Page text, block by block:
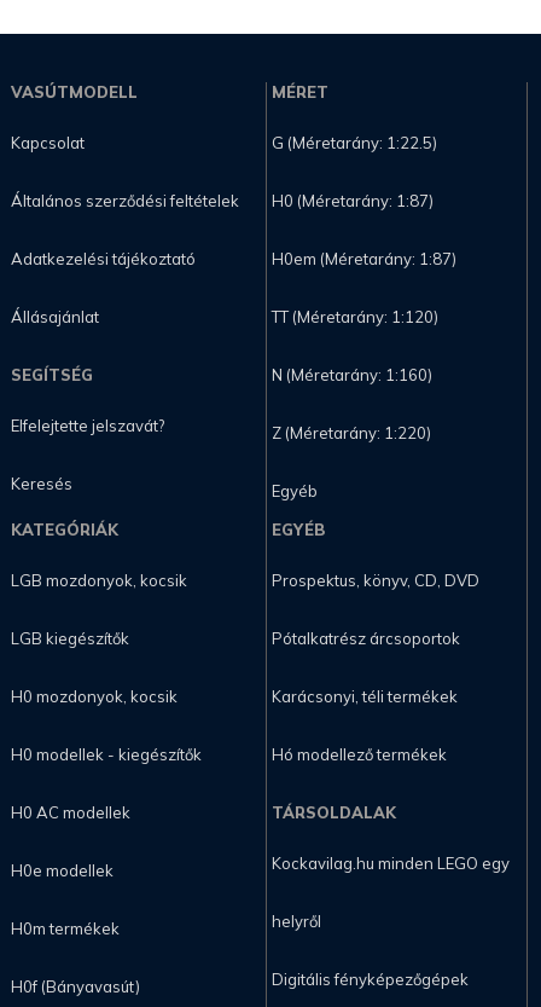
VASÚTMODELL
Kapcsolat
Általános szerződési feltételek
Adatkezelési tájékoztató
Állásajánlat
SEGÍTSÉG
Elfelejtette jelszavát?
Keresés
MÉRET
G (Méretarány: 1:22.5)
H0 (Méretarány: 1:87)
H0em (Méretarány: 1:87)
TT (Méretarány: 1:120)
N (Méretarány: 1:160)
Z (Méretarány: 1:220)
Egyéb
KATEGÓRIÁK
LGB mozdonyok, kocsik
LGB kiegészítők
H0 mozdonyok, kocsik
H0 modellek - kiegészítők
H0 AC modellek
H0e modellek
H0m termékek
H0f (Bányavasút)
EGYÉB
Prospektus, könyv, CD, DVD
Pótalkatrész árcsoportok
Karácsonyi, téli termékek
Hó modellező termékek
TÁRSOLDALAK
Kockavilag.hu minden LEGO egy
helyről
Digitális fényképezőgépek